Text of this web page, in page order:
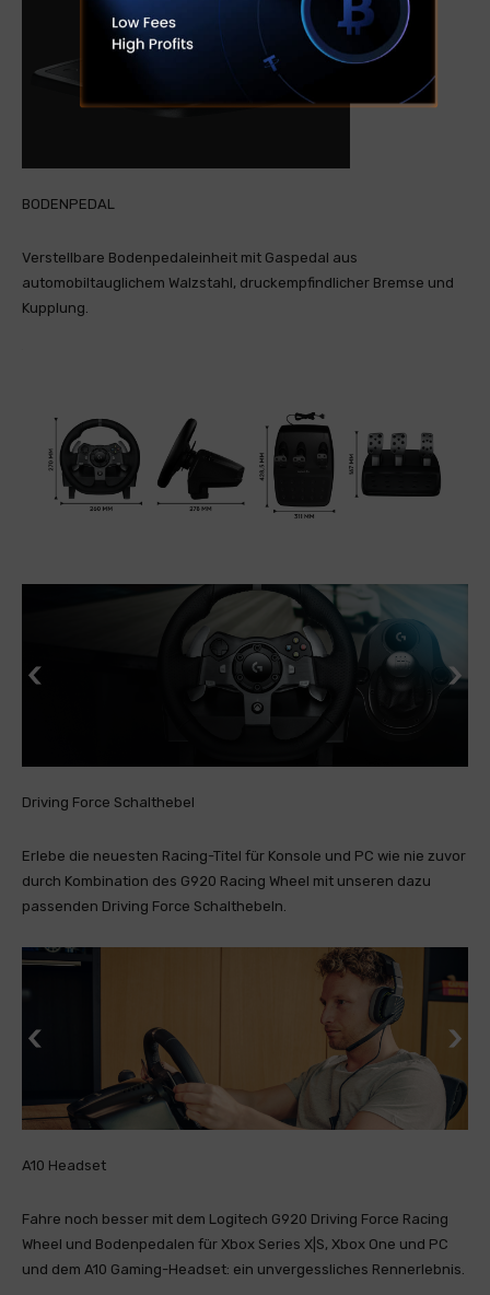
BODENPEDAL
Verstellbare Bodenpedaleinheit mit Gaspedal aus
automobiltauglichem Walzstahl, druckempfindlicher Bremse und
Kupplung.
Driving Force Schalthebel
Erlebe die neuesten Racing-Titel für Konsole und PC wie nie zuvor
durch Kombination des G920 Racing Wheel mit unseren dazu
passenden Driving Force Schalthebeln.
A10 Headset
Fahre noch besser mit dem Logitech G920 Driving Force Racing
Wheel und Bodenpedalen für Xbox Series X|S, Xbox One und PC
und dem A10 Gaming-Headset: ein unvergessliches Rennerlebnis.